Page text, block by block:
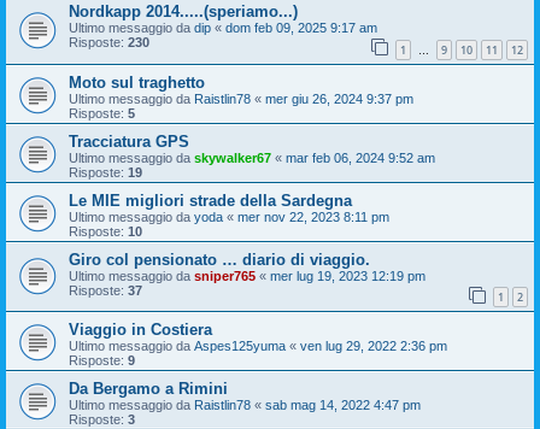
Nordkapp 2014.....(speriamo...)
Ultimo messaggio da dip « dom feb 09, 2025 9:17 am
Risposte: 230 1 … 9 10 11 12
Moto sul traghetto
Ultimo messaggio da Raistlin78 « mer giu 26, 2024 9:37 pm
Risposte: 5
Tracciatura GPS
Ultimo messaggio da skywalker67 « mar feb 06, 2024 9:52 am
Risposte: 19
Le MIE migliori strade della Sardegna
Ultimo messaggio da yoda « mer nov 22, 2023 8:11 pm
Risposte: 10
Giro col pensionato … diario di viaggio.
Ultimo messaggio da sniper765 « mer lug 19, 2023 12:19 pm
Risposte: 37 1 2
Viaggio in Costiera
Ultimo messaggio da Aspes125yuma « ven lug 29, 2022 2:36 pm
Risposte: 9
Da Bergamo a Rimini
Ultimo messaggio da Raistlin78 « sab mag 14, 2022 4:47 pm
Risposte: 3